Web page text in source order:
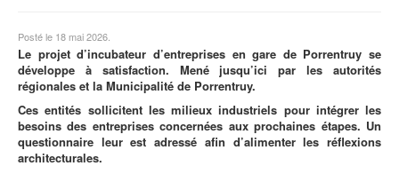
Posté le 18 mai 2026.
Le projet d’incubateur d’entreprises en gare de Porrentruy se
développe à satisfaction. Mené jusqu’ici par les autorités
régionales et la Municipalité de Porrentruy.
Ces entités sollicitent les milieux industriels pour intégrer les
besoins des entreprises concernées aux prochaines étapes. Un
questionnaire leur est adressé afin d’alimenter les réflexions
architecturales.